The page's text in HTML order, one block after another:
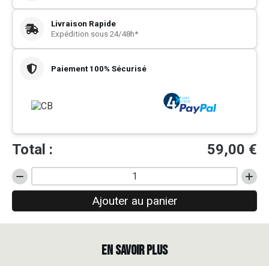
Livraison Rapide
Expédition sous 24/48h*
Paiement 100% Sécurisé
Total : 59,00 €
quantité
de
Pit
Ajouter au panier
EN SAVOIR PLUS